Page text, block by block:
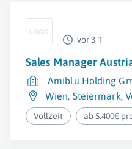
vor 3 T
Sales Manager
Amiblu Holding
Wien, Steiermark,
Vollzeit ab 5.400€